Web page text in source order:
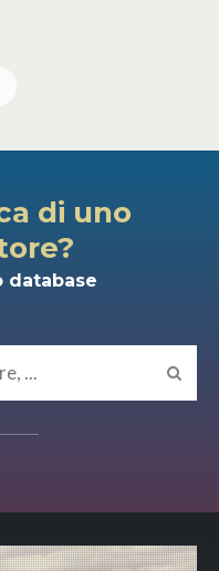
di uno
database